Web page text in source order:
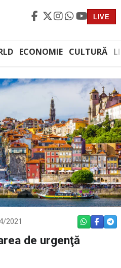
LIVE
ECONOMIE CULTURĂ
2021 WHATSAPP
de urgenţă